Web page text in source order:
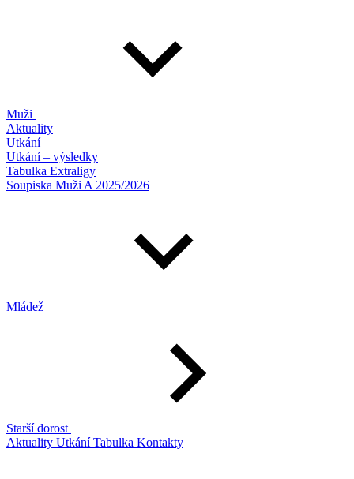
Muži
Aktuality
Utkání
Utkání – výsledky
Tabulka Extraligy
Soupiska Muži A 2025/2026
Mládež
Starší dorost
Aktuality UtkáníTabulka Kontakty